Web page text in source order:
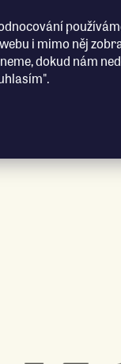
i mimo něj
dokud nám